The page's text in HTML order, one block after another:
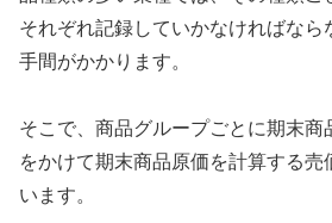
それぞれ記録していかなければなら
手間がかかります。
そこで、商品グループごとに期末商
をかけて期末商品原価を計算する売
います。